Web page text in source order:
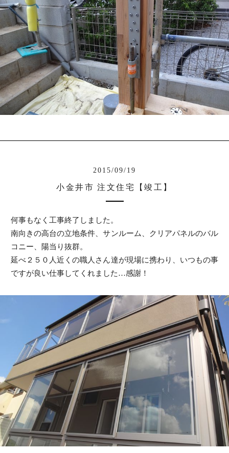
2015/09/19
小金井市 注文住宅【竣工】
何事もなく工事終了しました。
南向きの高台の立地条件、サンルーム、クリアパネルのバル
コニー、陽当り抜群。
延べ２５０人近くの職人さん達が現場に携わり、いつもの事
ですが良い仕事してくれました…感謝！